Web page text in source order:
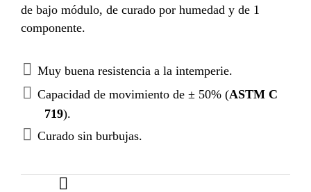
de bajo módulo, de curado por humedad y de 1
componente.
Muy buena resistencia a la intemperie.
Capacidad de movimiento de ± 50% (ASTM C
719).
Curado sin burbujas.